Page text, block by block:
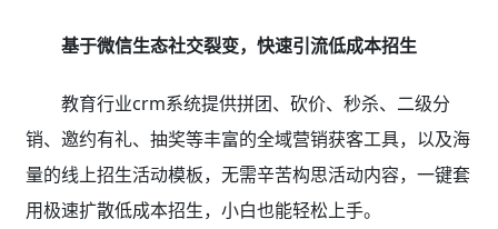
基于微信生态社交裂变，快速引流低成本招生
教育行业crm系统提供拼团、砍价、秒杀、二级分
销、邀约有礼、抽奖等丰富的全域营销获客工具，以及海
量的线上招生活动模板，无需辛苦构思活动内容，一键套
用极速扩散低成本招生，小白也能轻松上手。